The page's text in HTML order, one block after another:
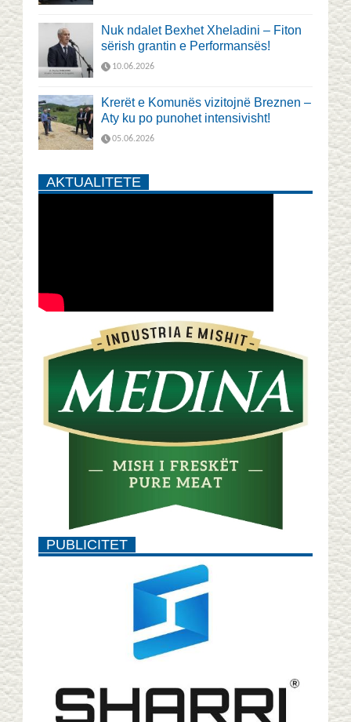
Nuk ndalet Bexhet Xheladini – Fiton
sërish grantin e Performansës!
10.06.2026
Krerët e Komunës vizitojnë Breznen –
Aty ku po punohet intensivisht!
05.06.2026
AKTUALITETE
PUBLICITET